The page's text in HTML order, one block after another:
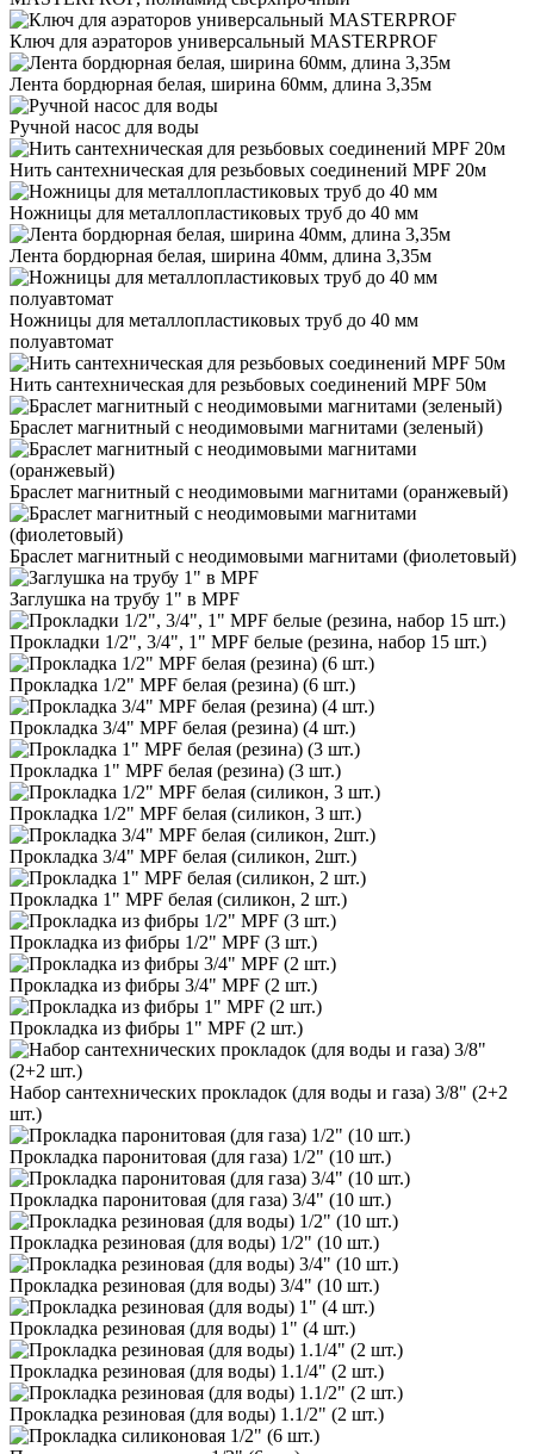
Ключ для аэраторов универсальный MASTERPROF
Лента бордюрная белая, ширина 60мм, длина 3,35м
Ручной насос для воды
Нить сантехническая для резьбовых соединений MPF 20м
Ножницы для металлопластиковых труб до 40 мм
Лента бордюрная белая, ширина 40мм, длина 3,35м
Ножницы для металлопластиковых труб до 40 мм
полуавтомат
Нить сантехническая для резьбовых соединений MPF 50м
Браслет магнитный с неодимовыми магнитами (зеленый)
Браслет магнитный с неодимовыми магнитами (оранжевый)
Браслет магнитный с неодимовыми магнитами (фиолетовый)
Заглушка на трубу 1" в MPF
Прокладки 1/2", 3/4", 1" MPF белые (резина, набор 15 шт.)
Прокладка 1/2" MPF белая (резина) (6 шт.)
Прокладка 3/4" MPF белая (резина) (4 шт.)
Прокладка 1" MPF белая (резина) (3 шт.)
Прокладка 1/2" MPF белая (силикон, 3 шт.)
Прокладка 3/4" MPF белая (силикон, 2шт.)
Прокладка 1" MPF белая (силикон, 2 шт.)
Прокладка из фибры 1/2" MPF (3 шт.)
Прокладка из фибры 3/4" MPF (2 шт.)
Прокладка из фибры 1" MPF (2 шт.)
Набор сантехнических прокладок (для воды и газа) 3/8" (2+2
шт.)
Прокладка паронитовая (для газа) 1/2" (10 шт.)
Прокладка паронитовая (для газа) 3/4" (10 шт.)
Прокладка резиновая (для воды) 1/2" (10 шт.)
Прокладка резиновая (для воды) 3/4" (10 шт.)
Прокладка резиновая (для воды) 1" (4 шт.)
Прокладка резиновая (для воды) 1.1/4" (2 шт.)
Прокладка резиновая (для воды) 1.1/2" (2 шт.)